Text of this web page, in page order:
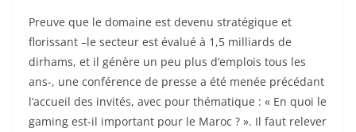
Preuve que le domaine est devenu stratégique et
florissant –le secteur est évalué à 1,5 milliards de
dirhams, et il génère un peu plus d’emplois tous les
ans-, une conférence de presse a été menée précédant
l’accueil des invités, avec pour thématique : « En quoi le
gaming est-il important pour le Maroc ? ». Il faut relever